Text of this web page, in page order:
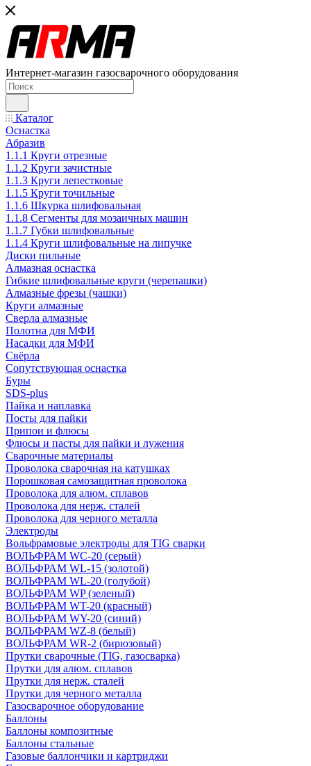
Интернет-магазин газосварочного оборудования
Каталог
Оснастка
Абразив
1.1.1 Круги отрезные
1.1.2 Круги зачистные
1.1.3 Круги лепестковые
1.1.5 Круги точильные
1.1.6 Шкурка шлифовальная
1.1.8 Сегменты для мозаичных машин
1.1.7 Губки шлифовальные
1.1.4 Круги шлифовальные на липучке
Диски пильные
Алмазная оснастка
Гибкие шлифовальные круги (черепашки)
Алмазные фрезы (чашки)
Круги алмазные
Сверла алмазные
Полотна для МФИ
Насадки для МФИ
Свёрла
Сопутствующая оснастка
Буры
SDS-plus
Пайка и наплавка
Посты для пайки
Припои и флюсы
Флюсы и пасты для пайки и лужения
Сварочные материалы
Проволока сварочная на катушках
Порошковая самозащитная проволока
Проволока для алюм. сплавов
Проволока для нерж. сталей
Проволока для черного металла
Электроды
Вольфрамовые электроды для TIG сварки
ВОЛЬФРАМ WC-20 (серый)
ВОЛЬФРАМ WL-15 (золотой)
ВОЛЬФРАМ WL-20 (голубой)
ВОЛЬФРАМ WP (зеленый)
ВОЛЬФРАМ WT-20 (красный)
ВОЛЬФРАМ WY-20 (синий)
ВОЛЬФРАМ WZ-8 (белый)
ВОЛЬФРАМ WR-2 (бирюзовый)
Прутки сварочные (TIG, газосварка)
Прутки для алюм. сплавов
Прутки для нерж. сталей
Прутки для черного металла
Газосварочное оборудование
Баллоны
Баллоны композитные
Баллоны стальные
Газовые баллончики и картриджи